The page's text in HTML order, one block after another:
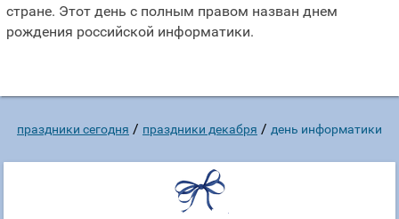
стране. Этот день с полным правом назван днем
рождения российской информатики.
праздники сегодня / праздники декабря / день информатики